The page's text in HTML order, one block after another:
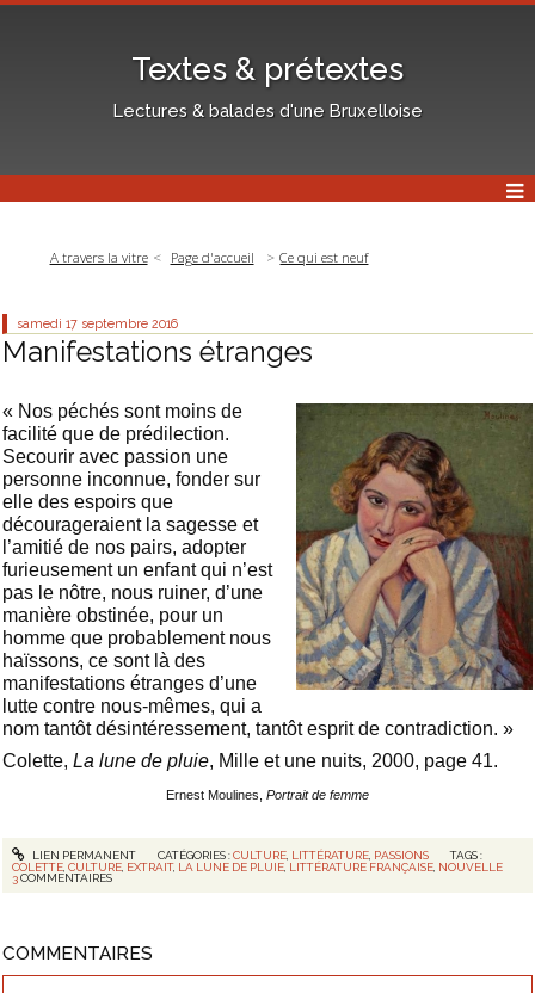
Textes & prétextes
Lectures & balades d'une Bruxelloise
A travers la vitre Page d'accueil Ce qui est neuf
samedi 17 septembre 2016
Manifestations étranges
« Nos péchés sont moins de
facilité que de prédilection.
Secourir avec passion une
personne inconnue, fonder sur
elle des espoirs que
décourageraient la sagesse et
l’amitié de nos pairs, adopter
furieusement un enfant qui n’est
pas le nôtre, nous ruiner, d’une
manière obstinée, pour un
homme que probablement nous
haïssons, ce sont là des
manifestations étranges d’une
lutte contre nous-mêmes, qui a
nom tantôt désintéressement, tantôt esprit de contradiction. »
Colette, La lune de pluie, Mille et une nuits, 2000, page 41.
Ernest Moulines, Portrait de femme
LIEN PERMANENT CATÉGORIES :CULTURE, LITTÉRATURE, PASSIONS
TAGS :
COLETTE,CULTURE, EXTRAIT, LA LUNE DE PLUIE, LITTÉRATURE FRANÇAISE, NOUVELLE
3COMMENTAIRES
COMMENTAIRES